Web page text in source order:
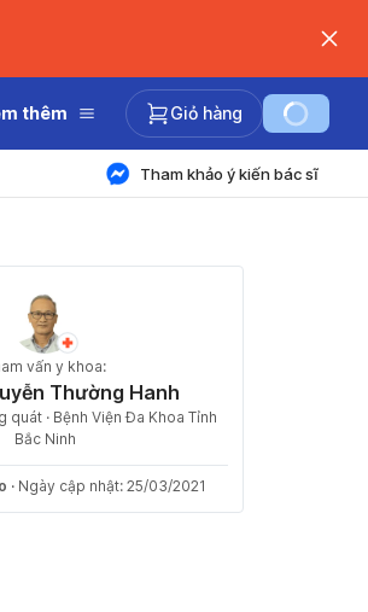
thêm Giỏ hàng
Tham khảo ý kiến bác sĩ
vấn y khoa:
Thường Hanh
quát · Bệnh Viện Đa Khoa Tỉnh
Bắc Ninh
· Ngày cập nhật: 25/03/2021